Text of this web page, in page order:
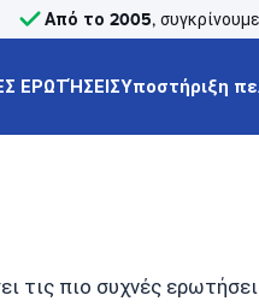
Από το 2005,
ΕΡΩΤΉΣΕΙΣΥποστήριξη
πιο συχνές